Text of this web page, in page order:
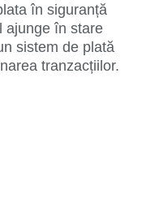
în siguranță
ajunge în stare
sistem de plată
tranzacțiilor.